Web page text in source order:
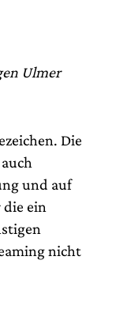
Ulmer
Die
und auf
die ein
nicht